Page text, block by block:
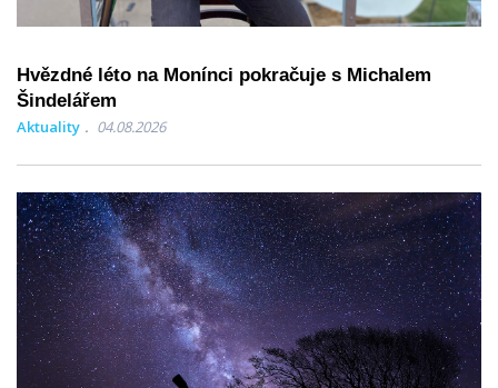
Hvězdné léto na Monínci pokračuje s Michalem
Šindelářem
Aktuality 04.08.2026